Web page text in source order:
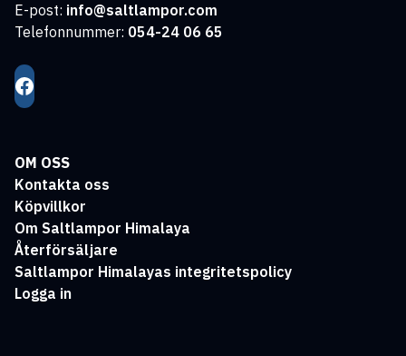
E-post: info@saltlampor.com
Telefonnummer: 054-24 06 65
OM OSS
Kontakta oss
Köpvillkor
Om Saltlampor Himalaya
Återförsäljare
Saltlampor Himalayas integritetspolicy
Logga in